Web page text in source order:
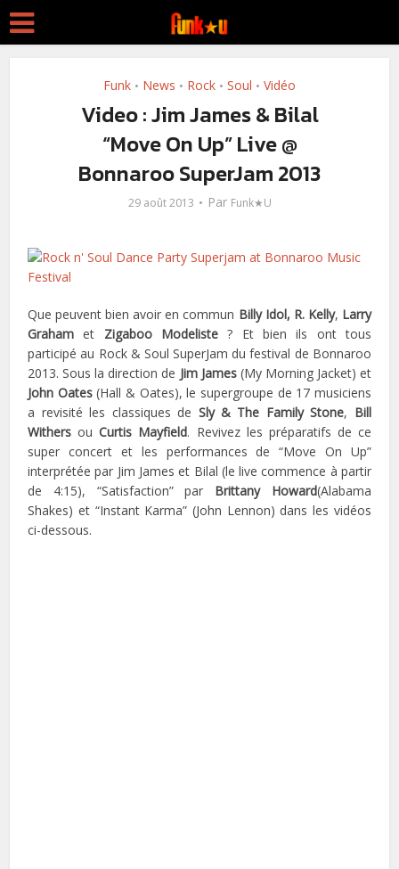
Funk • News • Rock • Soul • Vidéo
Video : Jim James & Bilal
“Move On Up” Live @
Bonnaroo SuperJam 2013
29 août 2013 Par Funk★U
Que peuvent bien avoir en commun Billy Idol, R. Kelly, Larry
Graham et Zigaboo Modeliste ? Et bien ils ont tous
participé au Rock & Soul SuperJam du festival de Bonnaroo
2013. Sous la direction de Jim James(My Morning Jacket) et
John Oates(Hall & Oates), le supergroupe de 17 musiciens
a revisité les classiques de Sly & The Family Stone, Bill
WithersouCurtis Mayfield. Revivez les préparatifs de ce
super concert et les performances de “Move On Up”
interprétée par Jim James et Bilal (le live commence à partir
de 4:15), “Satisfaction” par Brittany Howard(Alabama
Shakes) et “Instant Karma” (John Lennon) dans les vidéos
ci-dessous.